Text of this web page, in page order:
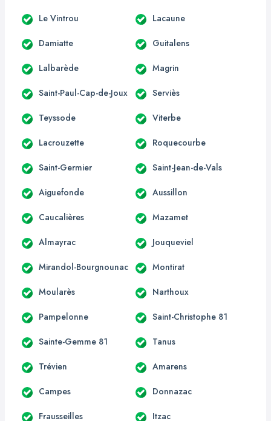
Le Vintrou Lacaune
Damiatte Guitalens
Lalbarède Magrin
Saint-Paul-Cap-de-Joux Serviès
Teyssode Viterbe
Lacrouzette Roquecourbe
Saint-Germier Saint-Jean-de-Vals
Aiguefonde Aussillon
Caucalières Mazamet
Almayrac Jouqueviel
Mirandol-Bourgnounac Montirat
Moularès Narthoux
Pampelonne Saint-Christophe 81
Sainte-Gemme 81 Tanus
Trévien Amarens
Campes Donnazac
Frausseilles Itzac